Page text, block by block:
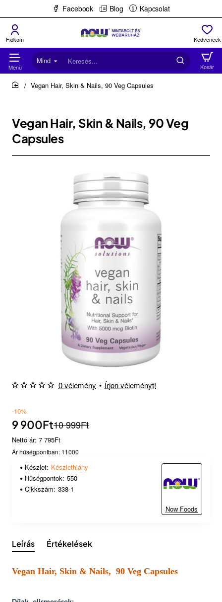
Facebook Blog Kapcsolat
Mind
Keresés...
Vegan Hair, Skin & Nails, 90 Veg Capsules
Vegan Hair, Skin & Nails, 90 Veg
Capsules
Készlethiány 0 vélemény • Írjon véleményt!
-10%
9 900Ft10 999Ft
Nettó ár: 7 795Ft
Ár hűségpontban: 11000
Készlet: Készlethiány
Hűségpontok: 550
Cikkszám: 338-1
Now Foods
Leírás Értékelések
Vegan Hair, Skin & Nails, 90 Veg Capsules